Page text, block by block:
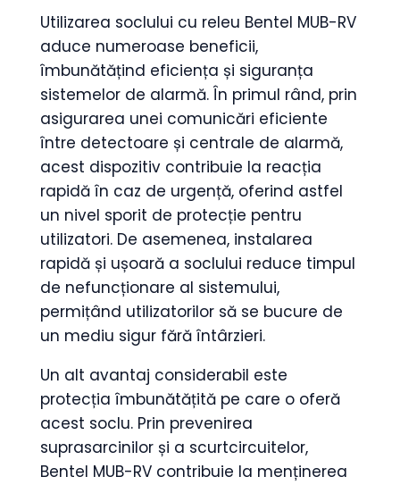
Utilizarea soclului cu releu Bentel MUB-RV
aduce numeroase beneficii,
îmbunătățind eficiența și siguranța
sistemelor de alarmă. În primul rând, prin
asigurarea unei comunicări eficiente
între detectoare și centrale de alarmă,
acest dispozitiv contribuie la reacția
rapidă în caz de urgență, oferind astfel
un nivel sporit de protecție pentru
utilizatori. De asemenea, instalarea
rapidă și ușoară a soclului reduce timpul
de nefuncționare al sistemului,
permițând utilizatorilor să se bucure de
un mediu sigur fără întârzieri.
Un alt avantaj considerabil este
protecția îmbunătățită pe care o oferă
acest soclu. Prin prevenirea
suprasarcinilor și a scurtcircuitelor,
Bentel MUB-RV contribuie la menținerea